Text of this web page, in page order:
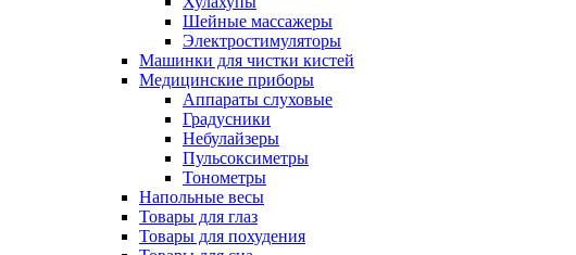
Шейные массажеры
Электростимуляторы
Машинки для чистки кистей
Медицинские приборы
Аппараты слуховые
Градусники
Небулайзеры
Пульсоксиметры
Тонометры
Напольные весы
Товары для глаз
Товары для похудения